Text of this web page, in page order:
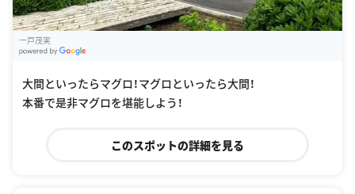
一戸茂実
大間といったらマグロ！マグロといったら大間！
本番で是非マグロを堪能しよう！
このスポットの詳細を見る